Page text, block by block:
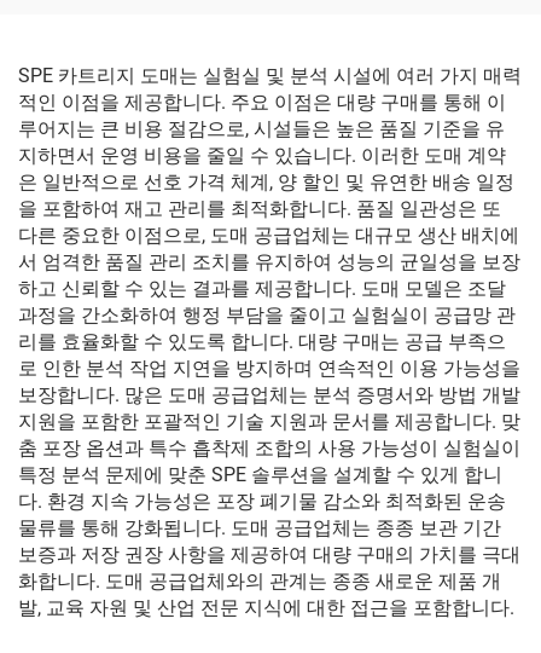
SPE 카트리지 도매는 실험실 및 분석 시설에 여러 가지 매력
적인 이점을 제공합니다. 주요 이점은 대량 구매를 통해 이
루어지는 큰 비용 절감으로, 시설들은 높은 품질 기준을 유
지하면서 운영 비용을 줄일 수 있습니다. 이러한 도매 계약
은 일반적으로 선호 가격 체계, 양 할인 및 유연한 배송 일정
을 포함하여 재고 관리를 최적화합니다. 품질 일관성은 또
다른 중요한 이점으로, 도매 공급업체는 대규모 생산 배치에
서 엄격한 품질 관리 조치를 유지하여 성능의 균일성을 보장
하고 신뢰할 수 있는 결과를 제공합니다. 도매 모델은 조달
과정을 간소화하여 행정 부담을 줄이고 실험실이 공급망 관
리를 효율화할 수 있도록 합니다. 대량 구매는 공급 부족으
로 인한 분석 작업 지연을 방지하며 연속적인 이용 가능성을
보장합니다. 많은 도매 공급업체는 분석 증명서와 방법 개발
지원을 포함한 포괄적인 기술 지원과 문서를 제공합니다. 맞
춤 포장 옵션과 특수 흡착제 조합의 사용 가능성이 실험실이
특정 분석 문제에 맞춘 SPE 솔루션을 설계할 수 있게 합니
다. 환경 지속 가능성은 포장 폐기물 감소와 최적화된 운송
물류를 통해 강화됩니다. 도매 공급업체는 종종 보관 기간
보증과 저장 권장 사항을 제공하여 대량 구매의 가치를 극대
화합니다. 도매 공급업체와의 관계는 종종 새로운 제품 개
발, 교육 자원 및 산업 전문 지식에 대한 접근을 포함합니다.